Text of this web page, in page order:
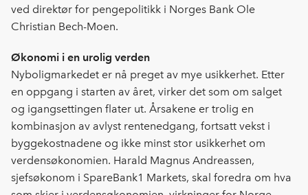
ved direktør for pengepolitikk i Norges Bank Ole
Christian Bech-Moen.
Økonomi i en urolig verden
Nyboligmarkedet er nå preget av mye usikkerhet. Etter
en oppgang i starten av året, virker det som om salget
og igangsettingen flater ut. Årsakene er trolig en
kombinasjon av avlyst rentenedgang, fortsatt vekst i
byggekostnadene og ikke minst stor usikkerhet om
verdensøkonomien. Harald Magnus Andreassen,
sjefsøkonom i SpareBank1 Markets, skal foredra om hva